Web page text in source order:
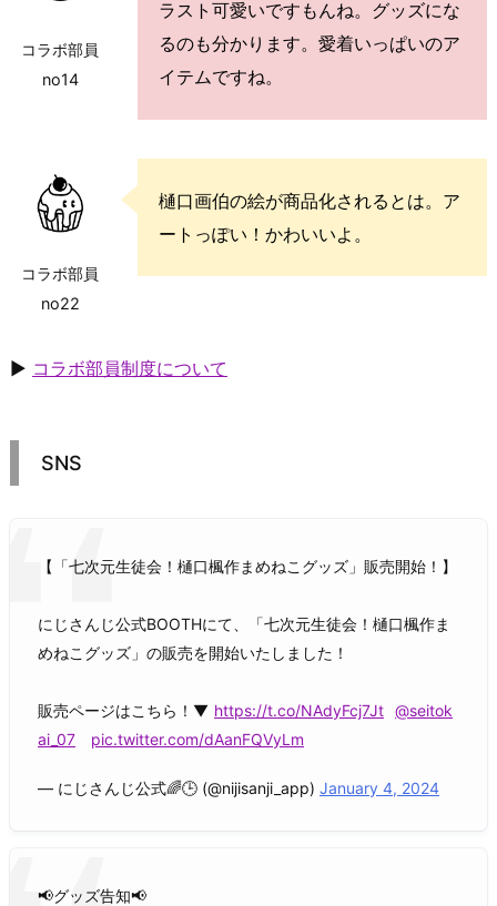
コラボ部員
no14
ラスト可愛いですもんね。グッズにな
るのも分かります。愛着いっぱいのア
イテムですね。
コラボ部員
no22
樋口画伯の絵が商品化されるとは。ア
ートっぽい！かわいいよ。
▶ コラボ部員制度について
SNS
【「七次元生徒会！樋口楓作まめねこグッズ」販売開始！】
にじさんじ公式BOOTHにて、「七次元生徒会！樋口楓作ま
めねこグッズ」の販売を開始いたしました！
販売ページはこちら！▼ https://t.co/NAdyFcj7Jt @seitok
ai_07
pic.twitter.com/dAanFQVyLm
— にじさんじ公式🌈🕒 (@nijisanji_app) January 4, 2024
📢グッズ告知📢